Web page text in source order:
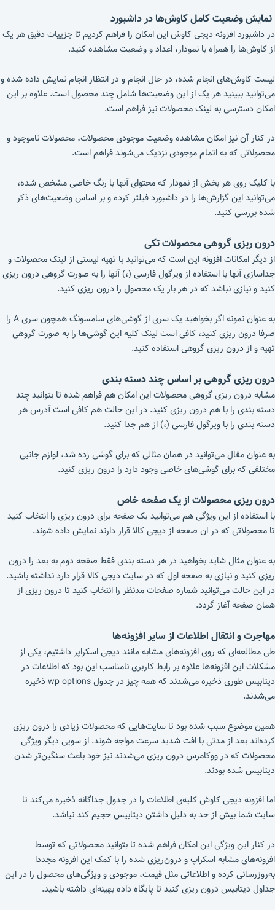
نمایش وضعیت کامل کاوش‌ها در داشبورد
در داشبورد افزونه دیجی کاوش این امکان را فراهم کردیم تا جزییات دقیق هر یک
از کاوش‌ها را همراه با نمودار، اعداد و وضعیت مشاهده کنید.
لیست کاوش‌های انجام شده، در حال انجام و در انتظار انجام نمایش داده شده و
می‌توانید ببینید هر یک از این وضعیت‌ها شامل چند محصول است. علاوه بر این
امکان دسترسی به لینک محصولات نیز فراهم است.
در کنار آن نیز امکان مشاهده وضعیت موجودی محصولات، محصولات ناموجود و
محصولاتی که به اتمام موجودی نزدیک می‌شوند فراهم است.
با کلیک روی هر بخش از نمودار که محتوای آنها با رنگ خاصی مشخص شده،
می‌توانید این گزارش‌ها را در داشبورد فیلتر کرده و بر اساس وضعیت‌های ذکر
شده بررسی کنید.
درون ریزی گروهی محصولات تکی
از دیگر امکانات افزونه این است که می‌توانید با تهیه لیستی از لینک محصولات و
جداسازی آنها با استفاده از ویرگول فارسی (،) آنها را به صورت گروهی درون ریزی
کنید و نیازی نباشد که در هر بار یک محصول را درون ریزی کنید.
به عنوان نمونه اگر بخواهید یک سری از گوشی‌های سامسونگ همچون سری A را
صرفا درون ریزی کنید، کافی است لینک کلیه این گوشی‌ها را به صورت گروهی
تهیه و از درون ریزی گروهی استفاده کنید.
درون ریزی گروهی بر اساس چند دسته بندی
مشابه درون ریزی گروهی محصولات این امکان هم فراهم شده تا بتوانید چند
دسته بندی را با هم درون ریزی کنید. در این حالت هم کافی است آدرس هر
دسته بندی را با ویرگول فارسی (،) از هم جدا کنید.
به عنوان مقال می‌توانید در همان مثالی که برای گوشی زده شد، لوازم جانبی
مختلفی که برای گوشی‌های خاصی وجود دارد را درون ریزی کنید.
درون ریزی محصولات از یک صفحه خاص
با استفاده از این ویژگی هم می‌توانید یک صفحه برای درون ریزی را انتخاب کنید
تا محصولاتی که در ان صفحه از دیجی کالا قرار دارند نمایش داده شوند.
به عنوان مثال شاید بخواهید در هر دسته بندی فقط صفحه دوم به بعد را درون
ریزی کنید و نیازی به صفحه اول که در سایت دیجی کالا قرار دارد نداشته باشید.
در این حالت می‌توانید شماره صفحات مدنظر را انتخاب کنید تا درون ریزی از
همان صفحه آغاز گردد.
مهاجرت و انتقال اطلاعات از سایر افزونه‌ها
طی مطالعه‌ای که روی افزونه‌های مشابه مانند دیجی اسکراپر داشتیم، یکی از
مشکلات این افزونه‌ها علاوه بر رابط کاربری نامناسب این بود که اطلاعات در
دیتابیس طوری ذخیره می‌شدند که همه چیز در جدول wp options ذخیره
می‌شدند.
همین موضوع سبب شده بود تا سایت‌هایی که محصولات زیادی را درون ریزی
کرده‌اند بعد از مدتی با افت شدید سرعت مواجه شوند. از سویی دیگر ویژگی
محصولات که در ووکامرس درون ریزی می‌شدند نیز خود باعث سنگین‌تر شدن
دیتابیس شده بودند.
اما افزونه دیجی کاوش کلیه‌ی اطلاعات را در جدول جداگانه ذخیره می‌کند تا
سایت شما بیش از حد به دلیل داشتن دیتابیس حجیم کند نباشد.
در کنار این ویژگی این امکان فراهم شده تا بتوانید محصولاتی که توسط
افزونه‌های مشابه اسکراپ و درون‌ریزی شده را با کمک این افزونه مجددا
به‌روزرسانی کرده و اطلاعاتی مثل قیمت، موجودی و ویژگی‌های محصول را در این
جداول دیتابیس درون ریزی کنید تا پایگاه داده بهینه‌ای داشته باشید.